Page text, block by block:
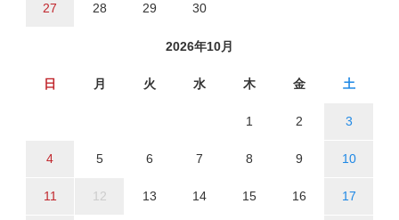
27 28 29 30
2026年10月
日 月 火 水 木 金 土
1 2 3
4 5 6 7 8 9 10
11 12 13 14 15 16 17